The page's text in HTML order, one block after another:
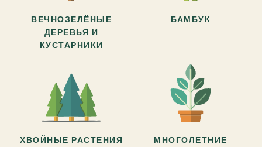
ВЕЧНОЗЕЛЁНЫЕ
ДЕРЕВЬЯ И
КУСТАРНИКИ
БАМБУК
ХВОЙНЫЕ РАСТЕНИЯ
МНОГОЛЕТНИЕ